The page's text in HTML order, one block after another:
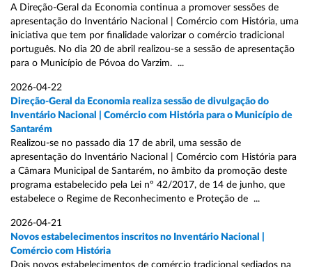
A Direção-Geral da Economia continua a promover sessões de
apresentação do Inventário Nacional | Comércio com História, uma
iniciativa que tem por finalidade valorizar o comércio tradicional
português. No dia 20 de abril realizou-se a sessão de apresentação
para o Município de Póvoa do Varzim. ...
2026-04-22
Direção-Geral da Economia realiza sessão de divulgação do
Inventário Nacional | Comércio com História para o Município de
Santarém
Realizou-se no passado dia 17 de abril, uma sessão de
apresentação do Inventário Nacional | Comércio com História para
a Câmara Municipal de Santarém, no âmbito da promoção deste
programa estabelecido pela Lei nº 42/2017, de 14 de junho, que
estabelece o Regime de Reconhecimento e Proteção de ...
2026-04-21
Novos estabelecimentos inscritos no Inventário Nacional |
Comércio com História